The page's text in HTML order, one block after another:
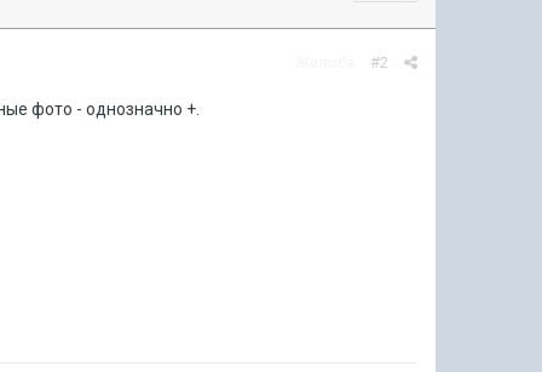
#2
фото - однозначно +.